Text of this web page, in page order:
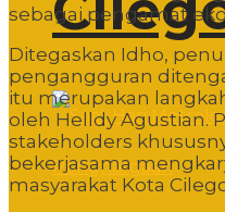
sebagai pengamat
Ditegaskan Idho,
pengangguran
itu merupakan
oleh Helldy Agustian.
stakeholders
bekerjasama
masyarakat Kota